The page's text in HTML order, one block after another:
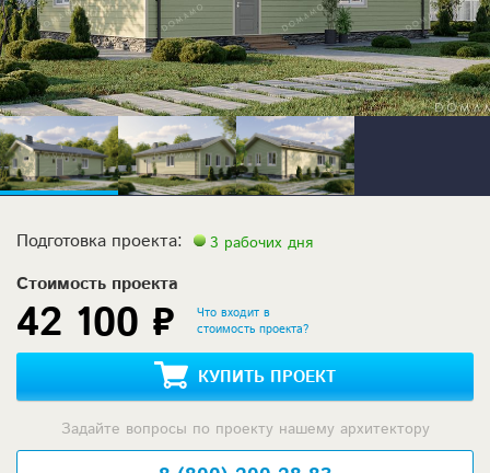
Подготовка проекта: 3 рабочих дня
Стоимость проекта
42 100 ₽
Что входит в
стоимость проекта?
КУПИТЬ ПРОЕКТ
Задайте вопросы по проекту нашему архитектору